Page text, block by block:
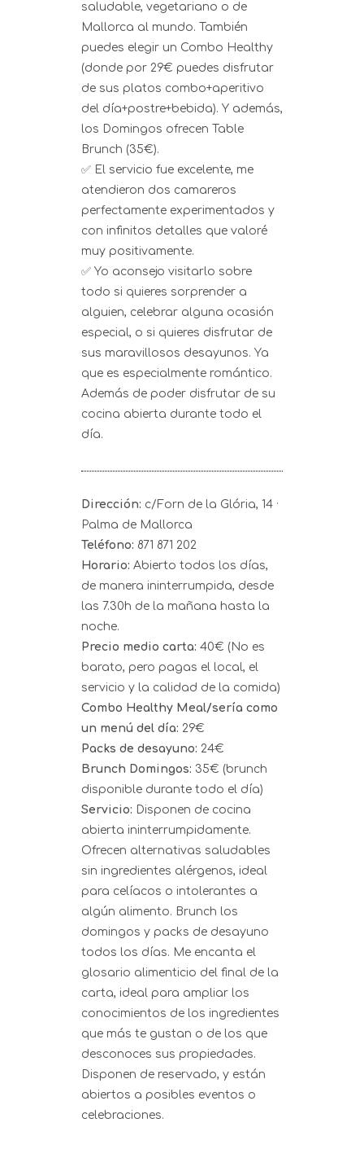
saludable, vegetariano o de
Mallorca al mundo. También
puedes elegir un Combo Healthy
(donde por 29€ puedes disfrutar
de sus platos combo+aperitivo
del día+postre+bebida). Y además,
los Domingos ofrecen Table
Brunch (35€).
✅ El servicio fue excelente, me
atendieron dos camareros
perfectamente experimentados y
con infinitos detalles que valoré
muy positivamente.
✅ Yo aconsejo visitarlo sobre
todo si quieres sorprender a
alguien, celebrar alguna ocasión
especial, o si quieres disfrutar de
sus maravillosos desayunos. Ya
que es especialmente romántico.
Además de poder disfrutar de su
cocina abierta durante todo el
día.
Dirección: c/Forn de la Glória, 14 ·
Palma de Mallorca
Teléfono: 871 871 202
Horario: Abierto todos los días,
de manera ininterrumpida, desde
las 7.30h de la mañana hasta la
noche.
Precio medio carta: 40€ (No es
barato, pero pagas el local, el
servicio y la calidad de la comida)
Combo Healthy Meal/sería como
un menú del día: 29€
Packs de desayuno: 24€
Brunch Domingos: 35€ (brunch
disponible durante todo el día)
Servicio: Disponen de cocina
abierta ininterrumpidamente.
Ofrecen alternativas saludables
sin ingredientes alérgenos, ideal
para celíacos o intolerantes a
algún alimento. Brunch los
domingos y packs de desayuno
todos los días. Me encanta el
glosario alimenticio del final de la
carta, ideal para ampliar los
conocimientos de los ingredientes
que más te gustan o de los que
desconoces sus propiedades.
Disponen de reservado, y están
abiertos a posibles eventos o
celebraciones.